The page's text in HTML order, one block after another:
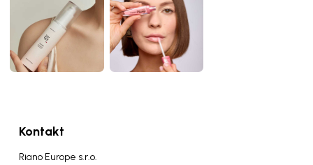
Kontakt
Riano Europe s.r.o.